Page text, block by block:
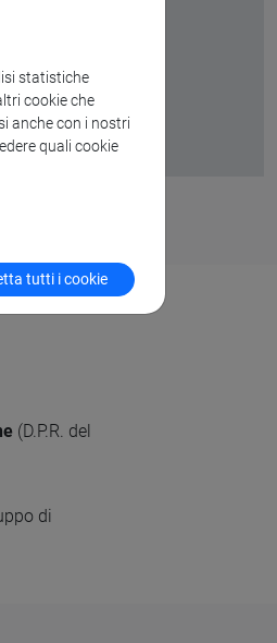
(D.P.R. del
di
statistiche
cookie che
anche con i nostri
quali cookie
tutti i cookie